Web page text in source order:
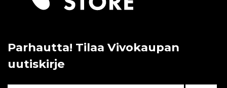
Parhautta! Tilaa Vivokaupan
uutiskirje